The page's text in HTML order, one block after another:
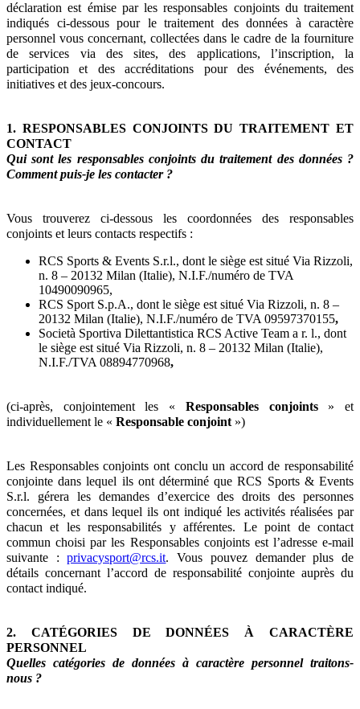
déclaration est émise par les responsables conjoints du traitement
indiqués ci-dessous pour le traitement des données à caractère
personnel vous concernant, collectées dans le cadre de la fourniture
de services via des sites, des applications, l’inscription, la
participation et des accréditations pour des événements, des
initiatives et des jeux-concours.
1. RESPONSABLES CONJOINTS DU TRAITEMENT ET
CONTACT
Qui sont les responsables conjoints du traitement des données ?
Comment puis-je les contacter ?
Vous trouverez ci-dessous les coordonnées des responsables
conjoints et leurs contacts respectifs :
RCS Sports & Events S.r.l., dont le siège est situé Via Rizzoli,
n. 8 – 20132 Milan (Italie), N.I.F./numéro de TVA
10490090965,
RCS Sport S.p.A., dont le siège est situé Via Rizzoli, n. 8 –
20132 Milan (Italie), N.I.F./numéro de TVA 09597370155,
Società Sportiva Dilettantistica RCS Active Team a r. l., dont
le siège est situé Via Rizzoli, n. 8 – 20132 Milan (Italie),
N.I.F./TVA 08894770968,
(ci-après, conjointement les « Responsables conjoints» et
individuellement le « Responsable conjoint »)
Les Responsables conjoints ont conclu un accord de responsabilité
conjointe dans lequel ils ont déterminé que RCS Sports & Events
S.r.l. gérera les demandes d’exercice des droits des personnes
concernées, et dans lequel ils ont indiqué les activités réalisées par
chacun et les responsabilités y afférentes. Le point de contact
commun choisi par les Responsables conjoints est l’adresse e-mail
suivante :privacysport@rcs.it. Vous pouvez demander plus de
détails concernant l’accord de responsabilité conjointe auprès du
contact indiqué.
2. CATÉGORIES DE DONNÉES À CARACTÈRE
PERSONNEL
Quelles catégories de données à caractère personnel traitons-
nous ?